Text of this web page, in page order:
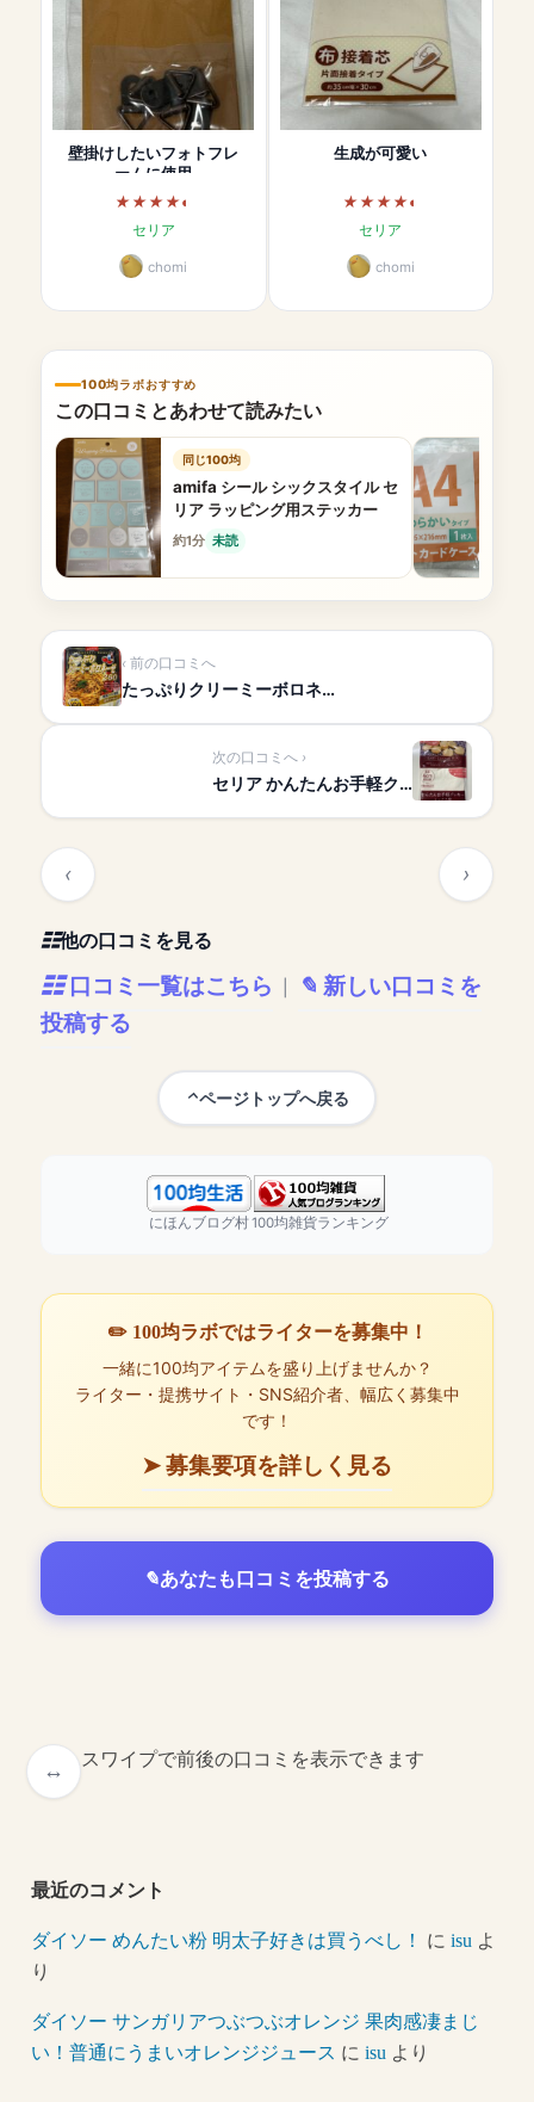
壁掛けしたいフォトフレ
ームに使用
セリア
chomi
生成が可愛い
セリア
chomi
100均ラボおすすめ
この口コミとあわせて読みたい
同じ100均
amifa シール シックスタイル セ
リア ラッピング用ステッカー
約1分 未読
前の口コミへ
たっぷりクリーミーボロネ…
次の口コミへ
セリア かんたんお手軽ク…
他の口コミを見る
口コミ一覧はこちら
新しい口コミを
投稿する
ページトップへ戻る
にほんブログ村100均雑貨ランキング
✏️ 100均ラボではライターを募集中！
一緒に100均アイテムを盛り上げませんか？
ライター・提携サイト・SNS紹介者、幅広く募集中
です！
➤ 募集要項を詳しく見る
あなたも口コミを投稿する
スワイプで前後の口コミを表示できます
最近のコメント
ダイソー めんたい粉 明太子好きは買うべし！ にisu よ
り
ダイソー サンガリアつぶつぶオレンジ 果肉感凄まじ
い！普通にうまいオレンジジュース にisu より